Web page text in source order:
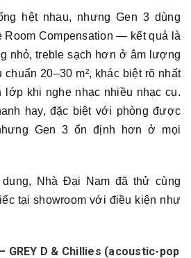
hệt nhau, nhưng Gen 3 dùng
Room Compensation — kết quả là
nhỏ, treble sạch hơn ở âm lượng
chuẩn 20–30 m², khác biệt rõ nhất
lớp khi nghe nhạc nhiều nhạc cụ.
hay, đặc biệt với phòng được
Gen 3 ổn định hơn ở mọi
Nhà Đại Nam đã thử cùng
tại showroom với điều kiện như
GREY D & Chillies (acoustic-pop